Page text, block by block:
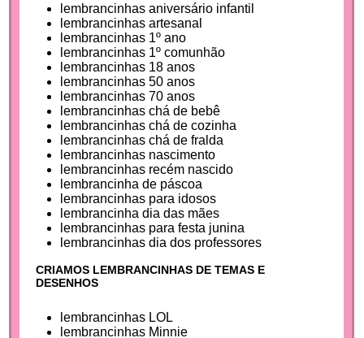
lembrancinhas aniversário infantil
lembrancinhas artesanal
lembrancinhas 1º ano
lembrancinhas 1º comunhão
lembrancinhas 18 anos
lembrancinhas 50 anos
lembrancinhas 70 anos
lembrancinhas chá de bebê
lembrancinhas chá de cozinha
lembrancinhas chá de fralda
lembrancinhas nascimento
lembrancinhas recém nascido
lembrancinha de páscoa
lembrancinhas para idosos
lembrancinha dia das mães
lembrancinhas para festa junina
lembrancinhas dia dos professores
CRIAMOS LEMBRANCINHAS DE TEMAS E
DESENHOS
lembrancinhas LOL
lembrancinhas Minnie